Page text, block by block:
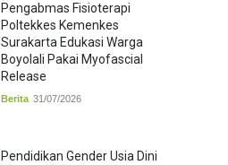
Pengabmas Fisioterapi
Poltekkes Kemenkes
Surakarta Edukasi Warga
Boyolali Pakai Myofascial
Release
Berita 31/07/2026
Pendidikan Gender Usia Dini